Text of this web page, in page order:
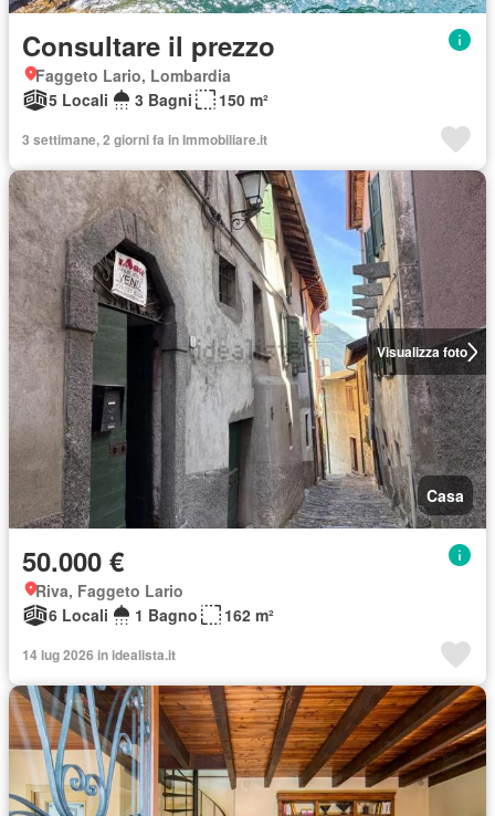
Consultare il prezzo
Faggeto Lario, Lombardia
5 Locali
3 Bagni 150 m²
3 settimane, 2 giorni fa in Immobiliare.it
Visualizza foto
Casa
50.000 €
Riva, Faggeto Lario
6 Locali
1 Bagno 162 m²
14 lug 2026 in idealista.it